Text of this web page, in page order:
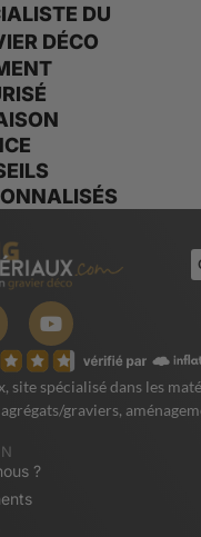
DU
DÉCO
site spécialisé dans les
graviers,
?